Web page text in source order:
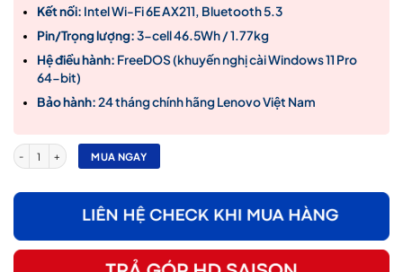
Kết nối: Intel Wi-Fi 6E AX211, Bluetooth 5.3
Pin/Trọng lượng:3-cell 46.5Wh / 1.77kg
Hệ điều hành: FreeDOS (khuyến nghị cài Windows 11 Pro
64-bit)
Bảo hành:24 tháng chính hãng Lenovo Việt Nam
Laptop Lenovo ThinkPad L16 Gen 1 | Ultra 7 155H | RAM 16GB | SSD 512GB | Intel Arc
MUA NGAY